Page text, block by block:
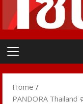
Primary
Home
PANDORA